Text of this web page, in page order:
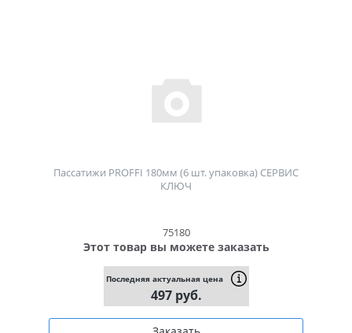
Пассатижи PROFFI 180мм (6 шт. упаковка) СЕРВИС
КЛЮЧ
75180
Этот товар вы можете заказать
Последняя актуальная цена
497 руб.